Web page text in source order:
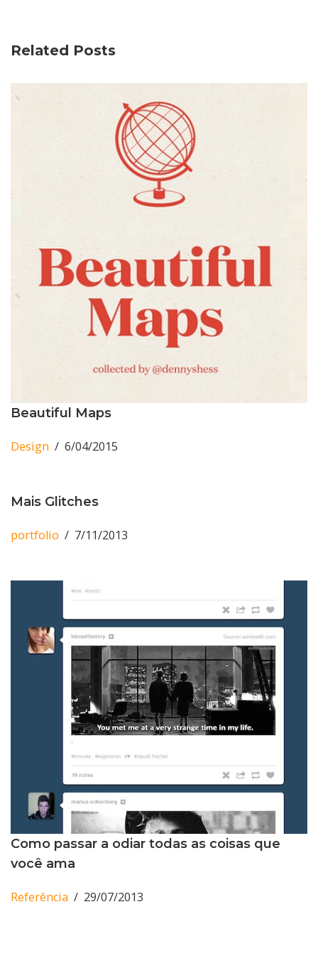
Related Posts
Beautiful Maps
Design 6/04/2015
Mais Glitches
portfolio 7/11/2013
Como passar a odiar todas as coisas que
você ama
Referência 29/07/2013